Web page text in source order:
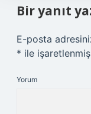
Bir yanıt
E-posta
* ile
Yorum